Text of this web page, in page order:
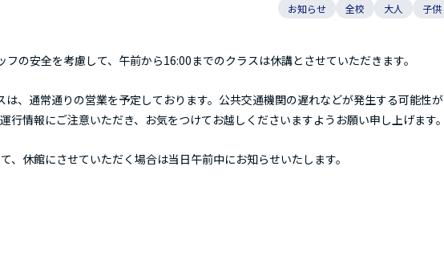
お知らせ 全校 大人 子供
の安全を考慮して、午前から16:00までのクラスは休講とさせていただきます。
、通常通りの営業を予定しております。公共交通機関の遅れなどが発生する可能性が
行情報にご注意いただき、お気をつけてお越しくださいますようお願い申し上げます。
、休館にさせていただく場合は当日午前中にお知らせいたします。